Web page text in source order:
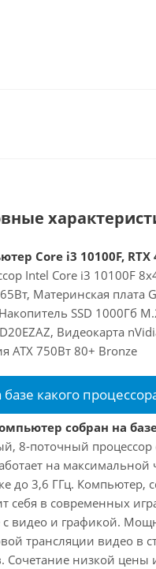
Core i3 10100F, RTX
Intel Core i3 10100F
Материнская плата
SSD 1000Гб
Видеокарта
ATX 750Вт 80+ Bronze
базе какого
собран на
8-поточный
на
до 3,6 ГГц. Компьютер,
себя в современных
с видео и графикой.
трансляции видео в
Сочетание низкой цены